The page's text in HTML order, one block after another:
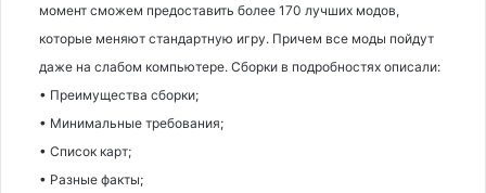
момент сможем предоставить более 170 лучших модов,
которые меняют стандартную игру. Причем все моды пойдут
даже на слабом компьютере. Сборки в подробностях описали:
• Преимущества сборки;
• Минимальные требования;
• Список карт;
• Разные факты;